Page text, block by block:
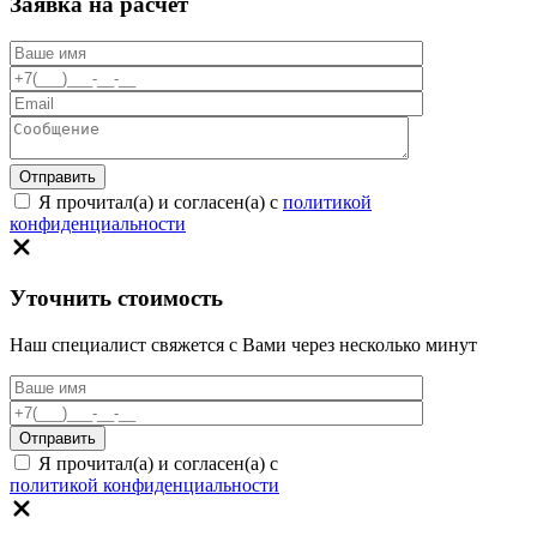
Я прочитал(а) и согласен(а) с политикой
конфиденциальности
Уточнить стоимость
Наш специалист свяжется с Вами через несколько минут
Я прочитал(а) и согласен(а) с
политикой конфиденциальности